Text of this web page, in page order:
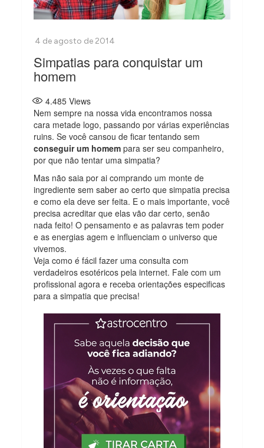
Simpatias para conquistar um
homem
4.485 Views
Nem sempre na nossa vida encontramos nossa
cara metade logo, passando por várias experiências
ruins. Se você cansou de ficar tentando sem
conseguir um homempara ser seu companheiro,
por que não tentar uma simpatia?
Mas não saia por ai comprando um monte de
ingrediente sem saber ao certo que simpatia precisa
e como ela deve ser feita. E o mais importante, você
precisa acreditar que elas vão dar certo, senão
nada feito! O pensamento e as palavras tem poder
e as energias agem e influenciam o universo que
vivemos.
Veja como é fácil fazer uma consulta com
verdadeiros esotéricos pela internet. Fale com um
profissional agora e receba orientações especificas
para a simpatia que precisa!